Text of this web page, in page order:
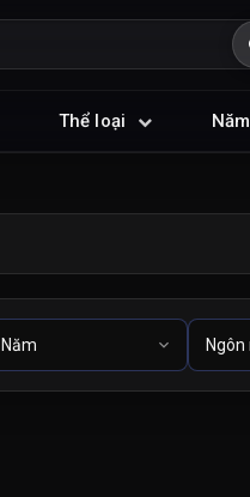
Thể loại Năm